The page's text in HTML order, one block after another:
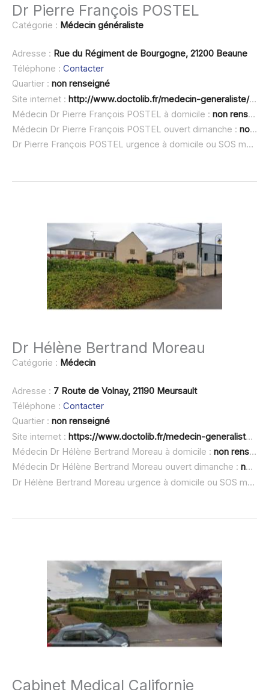
Dr Pierre François POSTEL
Catégorie : Médecin généraliste
Adresse : Rue du Régiment de Bourgogne, 21200 Beaune
Téléphone : Contacter
Quartier : non renseigné
Site internet : http://www.doctolib.fr/medecin-generaliste/beaune/pierre-francois-postel-beaune
Médecin Dr Pierre François POSTEL à domicile : non renseigné
Médecin Dr Pierre François POSTEL ouvert dimanche : non renseigné
Dr Pierre François POSTEL urgence à domicile ou SOS médecin :
Dr Hélène Bertrand Moreau
Catégorie : Médecin
Adresse : 7 Route de Volnay, 21190 Meursault
Téléphone : Contacter
Quartier : non renseigné
Site internet : https://www.doctolib.fr/medecin-generaliste/meursault/helene-bertrand
Médecin Dr Hélène Bertrand Moreau à domicile : non renseigné
Médecin Dr Hélène Bertrand Moreau ouvert dimanche : non renseigné
Dr Hélène Bertrand Moreau urgence à domicile ou SOS médecin :
Cabinet Medical Californie